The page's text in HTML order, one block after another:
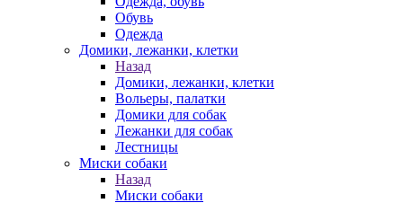
Обувь
Одежда
Домики, лежанки, клетки
Назад
Домики, лежанки, клетки
Вольеры, палатки
Домики для собак
Лежанки для собак
Лестницы
Миски собаки
Назад
Миски собаки